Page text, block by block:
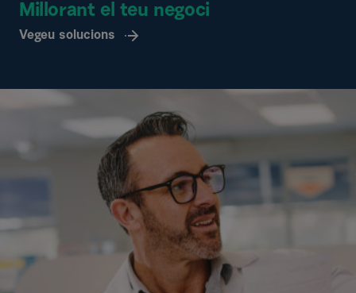
Millorant el teu negoci
Vegeu solucions